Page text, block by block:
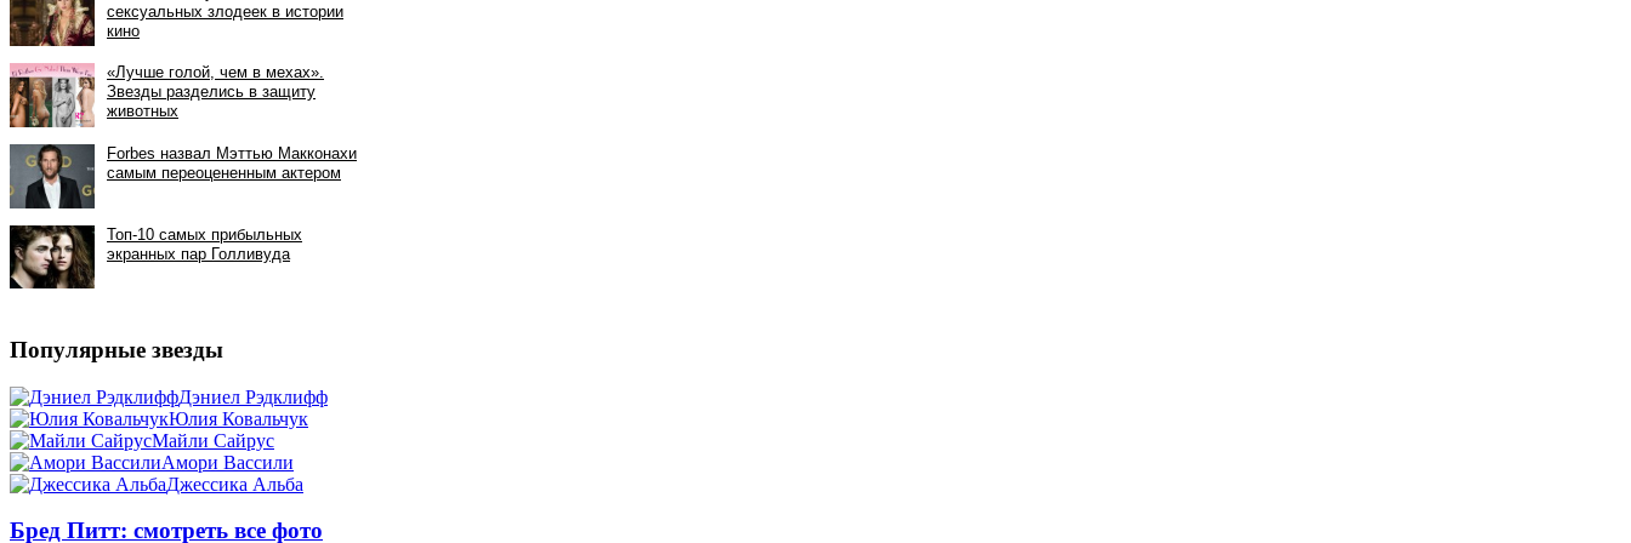
Популярные звезды
Дэниел Рэдклифф
Юлия Ковальчук
Майли Сайрус
Амори Вассили
Джессика Альба
Бред Питт: смотреть все фото